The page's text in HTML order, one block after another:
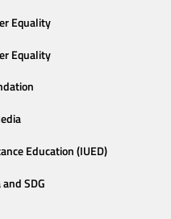
Equality
Equality
Education (IUED)
SDG